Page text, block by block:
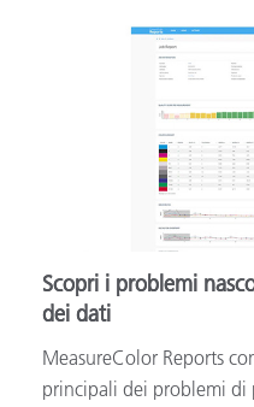
Scopri i problemi
dei dati
MeasureColor Reports
principali dei problemi di